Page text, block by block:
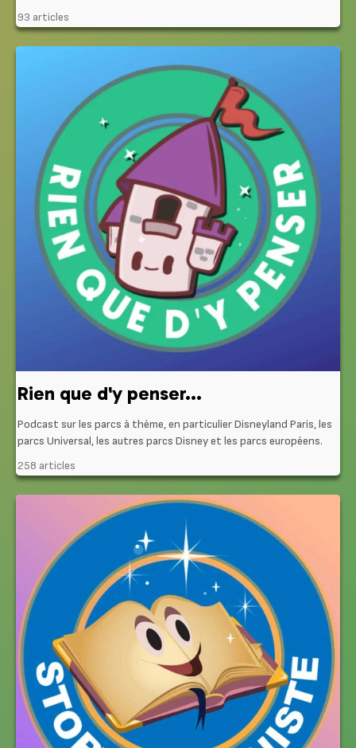
93 articles
Rien que d'y penser...
Podcast sur les parcs à thème, en particulier Disneyland Paris, les
parcs Universal, les autres parcs Disney et les parcs européens.
258 articles